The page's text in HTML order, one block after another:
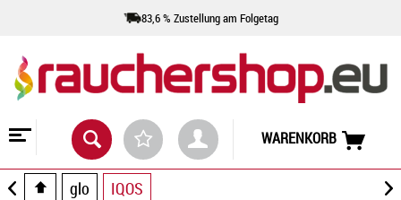
83,6 % Zustellung am Folgetag
WARENKORB
glo IQOS